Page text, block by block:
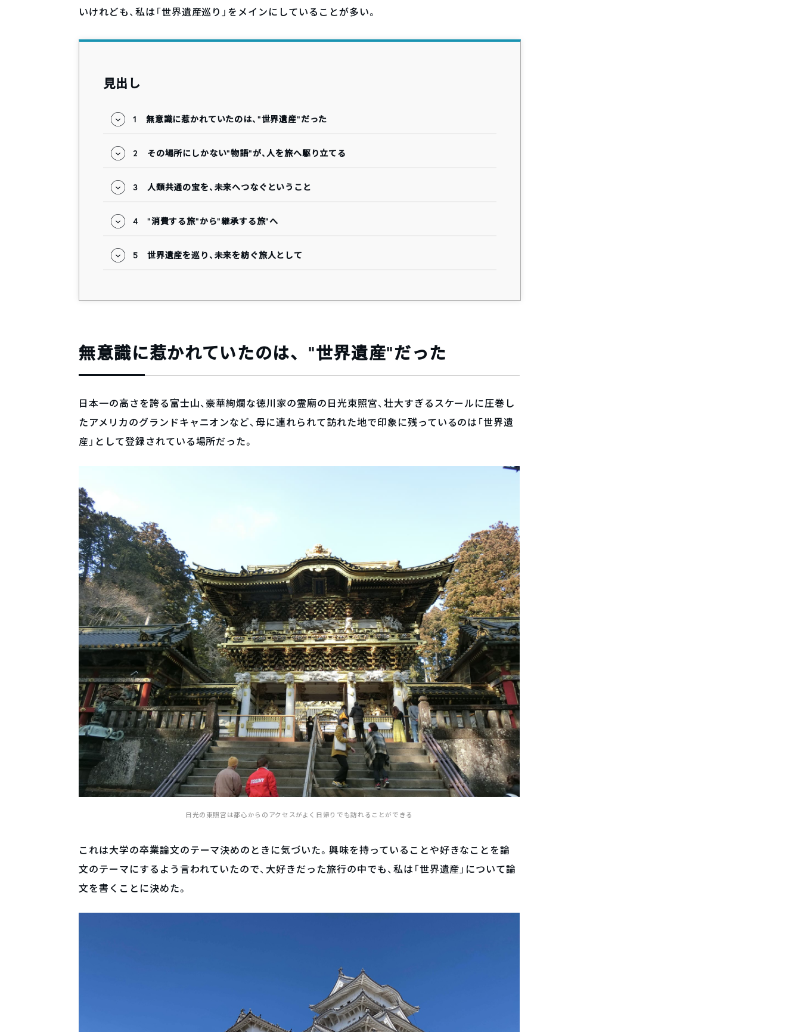
いけれども、私は「世界遺産巡り」をメインにしていることが多い。
見出し
1 無意識に惹かれていたのは、“世界遺産”だった
2 その場所にしかない“物語”が、人を旅へ駆り立てる
3 人類共通の宝を、未来へつなぐということ
4 “消費する旅”から“継承する旅”へ
5 世界遺産を巡り、未来を紡ぐ旅人として
無意識に惹かれていたのは、“世界遺産”だった
日本一の高さを誇る富士山、豪華絢爛な徳川家の霊廟の日光東照宮、壮大すぎるスケールに圧巻し
たアメリカのグランドキャニオンなど、母に連れられて訪れた地で印象に残っているのは「世界遺
産」として登録されている場所だった。
日光の東照宮は都心からのアクセスがよく日帰りでも訪れることができる
これは大学の卒業論文のテーマ決めのときに気づいた。興味を持っていることや好きなことを論
文のテーマにするよう言われていたので、大好きだった旅行の中でも、私は「世界遺産」について論
文を書くことに決めた。